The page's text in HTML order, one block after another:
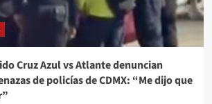
Cruz Azul vs Atlante denuncian
de policías de CDMX: “Me dijo que